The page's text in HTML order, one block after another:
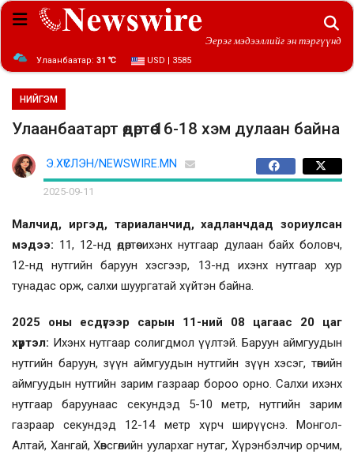
Эерэг мэдээллийг эн тэргүүнд
Улаанбаатар: 31 ℃ USD | 3585
НИЙГЭМ
Улаанбаатарт өдөртөө 16-18 хэм дулаан байна
Э.ХҮСЛЭН/NEWSWIRE.MN
2025-09-11
Малчид, иргэд, тариаланчид, хадланчдад зориулсан
мэдээ: 11, 12-нд өдөртөө ихэнх нутгаар дулаан байх боловч,
12-нд нутгийн баруун хэсгээр, 13-нд ихэнх нутгаар хур
тунадас орж, салхи шуургатай хүйтэн байна.
2025 оны есдүгээр сарын 11-ний 08 цагаас 20 цаг
хүртэл: Ихэнх нутгаар солигдмол үүлтэй. Баруун аймгуудын
нутгийн баруун, зүүн аймгуудын нутгийн зүүн хэсэг, төвийн
аймгуудын нутгийн зарим газраар бороо орно. Салхи ихэнх
нутгаар баруунаас секундэд 5-10 метр, нутгийн зарим
газраар секундэд 12-14 метр хүрч ширүүснэ. Монгол-
Алтай, Хангай, Хөвсгөлийн уулархаг нутаг, Хүрэнбэлчир орчим,